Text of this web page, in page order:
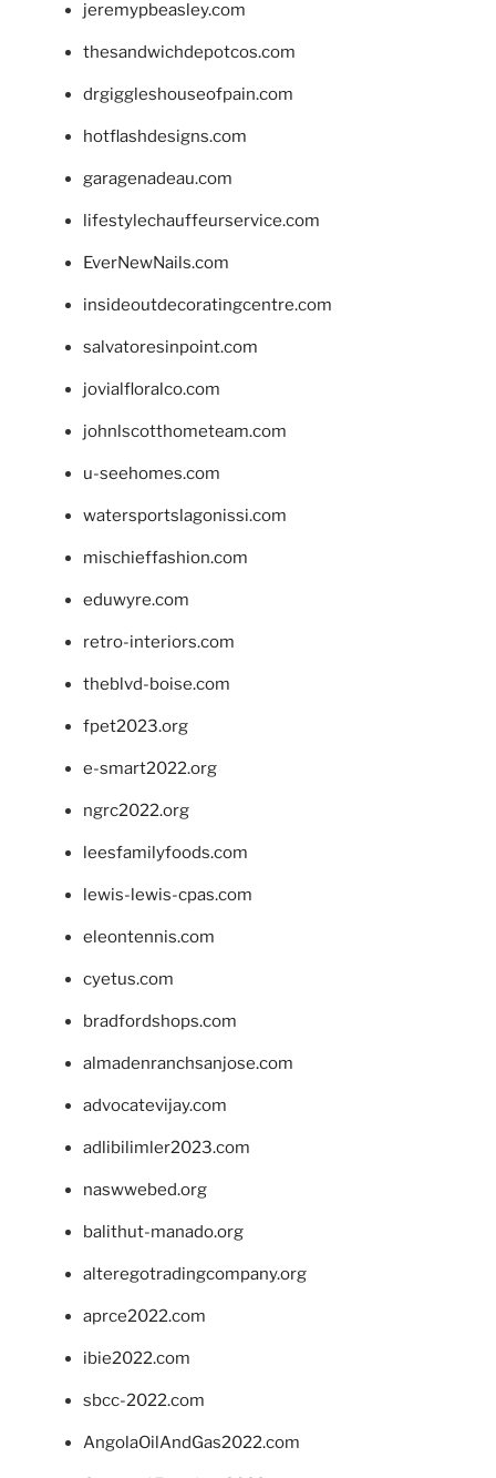
jeremypbeasley.com
thesandwichdepotcos.com
drgiggleshouseofpain.com
hotflashdesigns.com
garagenadeau.com
lifestylechauffeurservice.com
EverNewNails.com
insideoutdecoratingcentre.com
salvatoresinpoint.com
jovialfloralco.com
johnlscotthometeam.com
u-seehomes.com
watersportslagonissi.com
mischieffashion.com
eduwyre.com
retro-interiors.com
theblvd-boise.com
fpet2023.org
e-smart2022.org
ngrc2022.org
leesfamilyfoods.com
lewis-lewis-cpas.com
eleontennis.com
cyetus.com
bradfordshops.com
almadenranchsanjose.com
advocatevijay.com
adlibilimler2023.com
naswwebed.org
balithut-manado.org
alteregotradingcompany.org
aprce2022.com
ibie2022.com
sbcc-2022.com
AngolaOilAndGas2022.com